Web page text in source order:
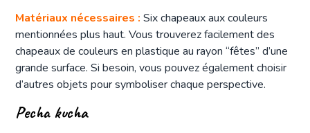
Matériaux nécessaires : Six chapeaux aux couleurs
mentionnées plus haut. Vous trouverez facilement des
chapeaux de couleurs en plastique au rayon “fêtes” d’une
grande surface. Si besoin, vous pouvez également choisir
d’autres objets pour symboliser chaque perspective.
Pecha kucha